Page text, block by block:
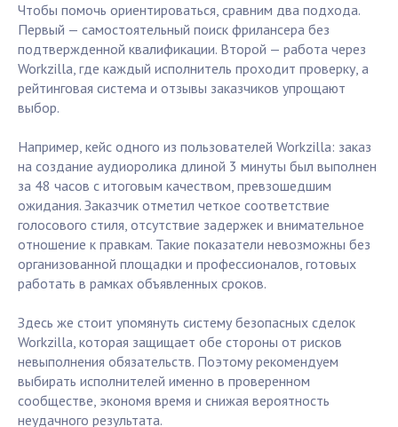
Чтобы помочь ориентироваться, сравним два подхода.
Первый — самостоятельный поиск фрилансера без
подтвержденной квалификации. Второй — работа через
Workzilla, где каждый исполнитель проходит проверку, а
рейтинговая система и отзывы заказчиков упрощают
выбор.
Например, кейс одного из пользователей Workzilla: заказ
на создание аудиоролика длиной 3 минуты был выполнен
за 48 часов с итоговым качеством, превзошедшим
ожидания. Заказчик отметил четкое соответствие
голосового стиля, отсутствие задержек и внимательное
отношение к правкам. Такие показатели невозможны без
организованной площадки и профессионалов, готовых
работать в рамках объявленных сроков.
Здесь же стоит упомянуть систему безопасных сделок
Workzilla, которая защищает обе стороны от рисков
невыполнения обязательств. Поэтому рекомендуем
выбирать исполнителей именно в проверенном
сообществе, экономя время и снижая вероятность
неудачного результата.